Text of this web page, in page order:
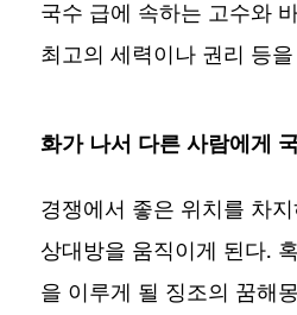
국수 급에 속하는 고수와
최고의 세력이나 권리 등
화가 나서 다른 사람에게
경쟁에서 좋은 위치를 차
상대방을 움직이게 된다.
을 이루게 될 징조의 꿈해